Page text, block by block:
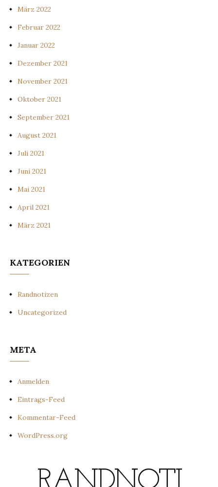
März 2022
Februar 2022
Januar 2022
Dezember 2021
November 2021
Oktober 2021
September 2021
August 2021
Juli 2021
Juni 2021
Mai 2021
April 2021
März 2021
KATEGORIEN
Randnotizen
Uncategorized
META
Anmelden
Eintrags-Feed
Kommentar-Feed
WordPress.org